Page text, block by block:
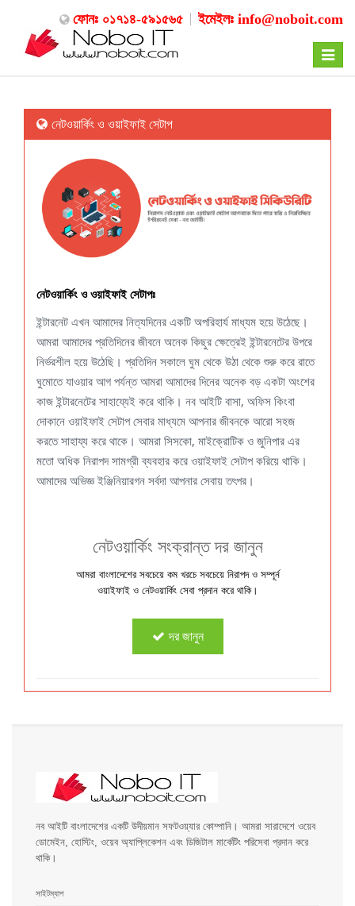
ফোনঃ ০১৭১৪-৫৯১৫৬৫ ইমেইলঃ info@noboit.com
Toggle
নেটওয়ার্কিং ও ওয়াইফাই সেটাপ
নেটওয়ার্কিং ও ওয়াইফাই সেটাপঃ
ইন্টারনেট এখন আমাদের নিত্যদিনের একটি অপরিহার্য মাধ্যম হয়ে উঠেছে।
আমরা আমাদের প্রতিদিনের জীবনে অনেক কিছুর ক্ষেত্রেই ইন্টারনেটের উপরে
নির্ভরশীল হয়ে উঠেছি। প্রতিদিন সকালে ঘুম থেকে উঠা থেকে শুরু করে রাতে
ঘুমোতে যাওয়ার আগ পর্যন্ত আমরা আমাদের দিনের অনেক বড় একটা অংশের
কাজ ইন্টারনেটের সাহায্যেই করে থাকি। নব আইটি বাসা, অফিস কিংবা
দোকানে ওয়াইফাই সেটাপ সেবার মাধ্যমে আপনার জীবনকে আরো সহজ
করতে সাহায্য করে থাকে। আমরা সিসকো, মাইক্রোটিক ও জুনিপার এর
মতো অধিক নিরাপদ সামগ্রী ব্যবহার করে ওয়াইফাই সেটাপ করিয়ে থাকি।
আমাদের অভিজ্ঞ ইঞ্জিনিয়ারগন সর্বদা আপনার সেবায় তৎপর।
নেটওয়ার্কিং সংক্রান্ত দর জানুন
আমরা বাংলাদেশের সবচেয়ে কম খরচে সবচেয়ে নিরাপদ ও সম্পূর্ন
ওয়াইফাই ও নেটওয়ার্কিং সেবা প্রদান করে থাকি।
দর জানুন
নব আইটি বাংলাদেশের একটি উদীয়মান সফটওয়্যার কোম্পানি। আমরা সারাদেশে ওয়েব
ডোমেইন, হোস্টিং, ওয়েব অ্যাপ্লিকেশন এবং ডিজিটাল মার্কেটিং পরিসেবা প্রদান করে
থাকি।
সাইটম্যাপ